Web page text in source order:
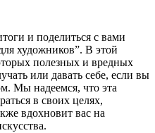
и поделиться с вами
художников”. В этой
полезных и вредных
или давать себе, если вы
Мы надеемся, что эта
в своих целях,
вдохновит вас на